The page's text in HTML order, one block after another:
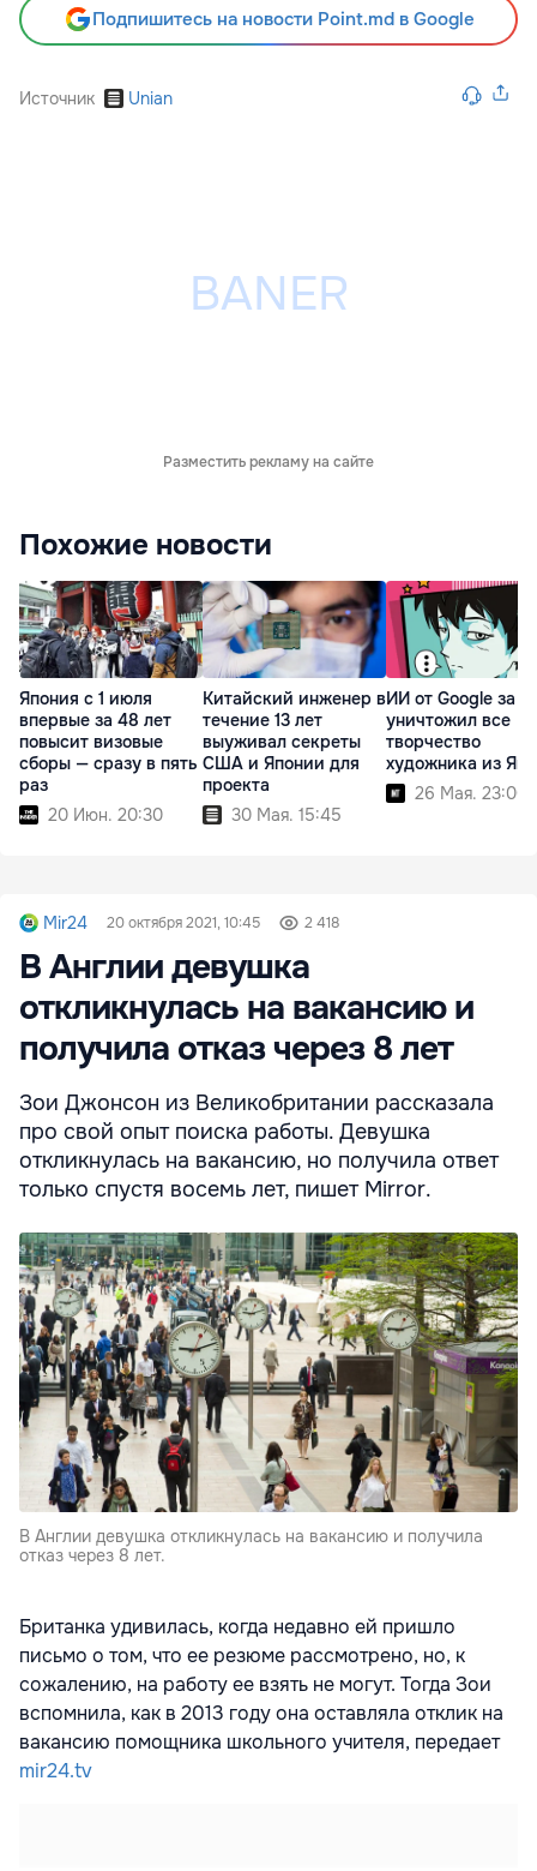
Подпишитесь на новости Point.md в Google
Источник Unian
Разместить рекламу на сайте
Похожие новости
Япония с 1 июля
впервые за 48 лет
повысит визовые
сборы — сразу в пять
раз
20 Июн. 20:30
Китайский инженер в
течение 13 лет
выуживал секреты
США и Японии для
проекта
30 Мая. 15:45
ИИ от Google за
уничтожил все
творчество
художника из
26 Мая. 23:00
Mir24 20 октября 2021, 10:45 2 418
В Англии девушка
откликнулась на вакансию и
получила отказ через 8 лет
Зои Джонсон из Великобритании рассказала
про свой опыт поиска работы. Девушка
откликнулась на вакансию, но получила ответ
только спустя восемь лет, пишет Mirror.
В Англии девушка откликнулась на вакансию и получила
отказ через 8 лет.
Британка удивилась, когда недавно ей пришло
письмо о том, что ее резюме рассмотрено, но, к
сожалению, на работу ее взять не могут. Тогда Зои
вспомнила, как в 2013 году она оставляла отклик на
вакансию помощника школьного учителя, передает
mir24.tv